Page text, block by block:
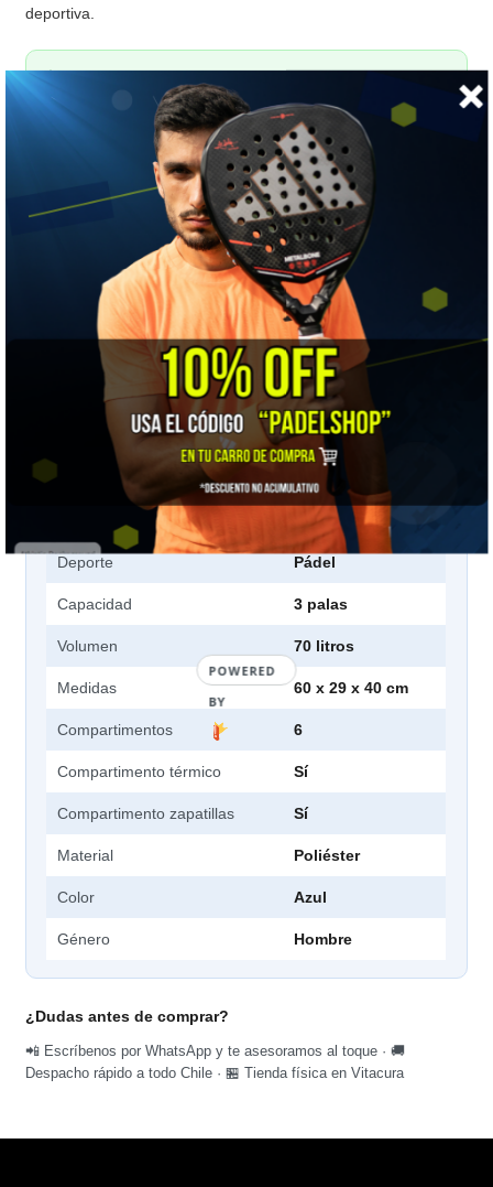
deportiva.
Trae térmico y compartimento ventilado de zapatillas. Es la
combinación que realmente marca diferencia en el uso diario.
⚠️ A TENER EN CUENTA
Es de los grandes. Si solo vas a entrenar dos veces por
semana, quizá cargues más volumen del necesario.
🎯 ¿Para quién es?
Para el jugador regular que entrena varias veces por semana y
quiere llevar todo ordenado en un solo bolso.
📋 Ficha técnica
Bullpadel
Paletero
Deporte Pádel
Capacidad 3 palas
Volumen 70 litros
Medidas 60 x 29 x 40 cm
Compartimentos 6
Compartimento térmico Sí
Compartimento zapatillas Sí
Material Poliéster
Color Azul
Género Hombre
¿Dudas antes de comprar?
📲 Escríbenos por WhatsApp y te asesoramos al toque · 🚚
Despacho rápido a todo Chile · 🏪 Tienda física en Vitacura
POWERED
BY